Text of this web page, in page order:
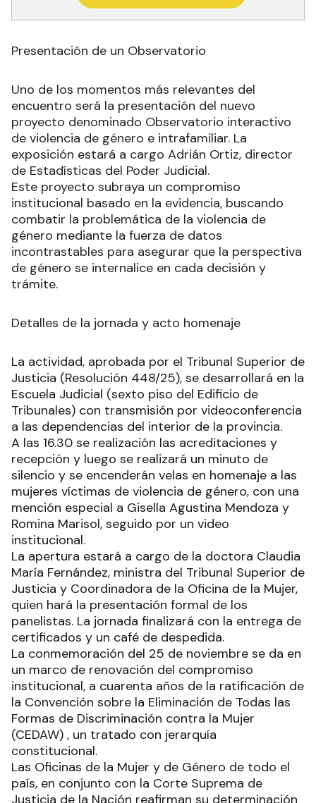
Presentación de un Observatorio
Uno de los momentos más relevantes del
encuentro será la presentación del nuevo
proyecto denominado Observatorio interactivo
de violencia de género e intrafamiliar. La
exposición estará a cargo Adrián Ortiz, director
de Estadísticas del Poder Judicial.
Este proyecto subraya un compromiso
institucional basado en la evidencia, buscando
combatir la problemática de la violencia de
género mediante la fuerza de datos
incontrastables para asegurar que la perspectiva
de género se internalice en cada decisión y
trámite.
Detalles de la jornada y acto homenaje
La actividad, aprobada por el Tribunal Superior de
Justicia (Resolución 448/25), se desarrollará en la
Escuela Judicial (sexto piso del Edificio de
Tribunales) con transmisión por videoconferencia
a las dependencias del interior de la provincia.
A las 16.30 se realización las acreditaciones y
recepción y luego se realizará un minuto de
silencio y se encenderán velas en homenaje a las
mujeres víctimas de violencia de género, con una
mención especial a Gisella Agustina Mendoza y
Romina Marisol, seguido por un video
institucional.
La apertura estará a cargo de la doctora Claudia
María Fernández, ministra del Tribunal Superior de
Justicia y Coordinadora de la Oficina de la Mujer,
quien hará la presentación formal de los
panelistas. La jornada finalizará con la entrega de
certificados y un café de despedida.
La conmemoración del 25 de noviembre se da en
un marco de renovación del compromiso
institucional, a cuarenta años de la ratificación de
la Convención sobre la Eliminación de Todas las
Formas de Discriminación contra la Mujer
(CEDAW) , un tratado con jerarquía
constitucional.
Las Oficinas de la Mujer y de Género de todo el
país, en conjunto con la Corte Suprema de
Justicia de la Nación reafirman su determinación